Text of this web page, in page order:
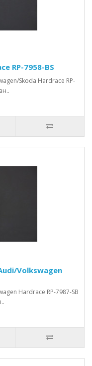
RP-7958-BS
Skoda Hardrace RP-
Volkswagen
Hardrace RP-7987-SB